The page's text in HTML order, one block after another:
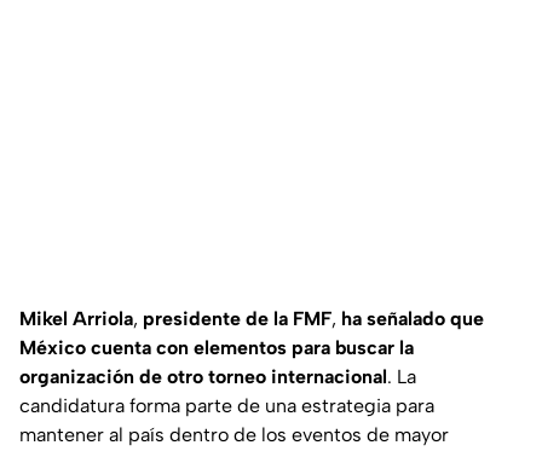
Mikel Arriola, presidente de la FMF, ha señalado que
México cuenta con elementos para buscar la
organización de otro torneo internacional. La
candidatura forma parte de una estrategia para
mantener al país dentro de los eventos de mayor